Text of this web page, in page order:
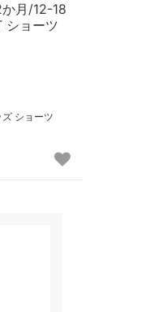
月/12-18
ョーツ
ショーツ